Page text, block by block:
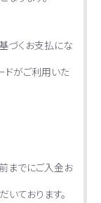
づくお支払にな
ドがご利用いた
までにご入金お
ております。